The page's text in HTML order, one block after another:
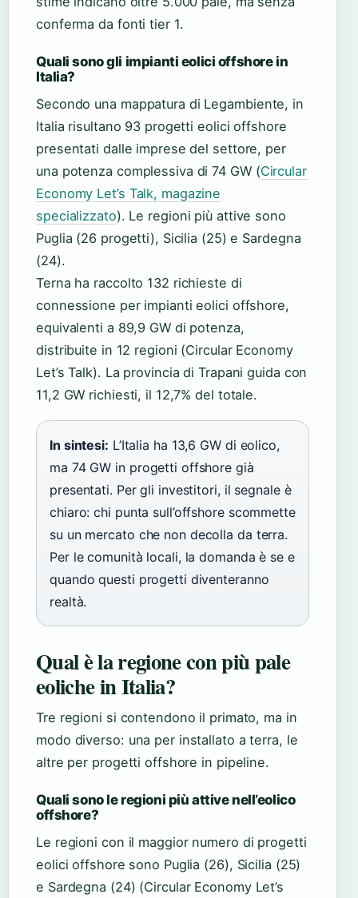
conferma da fonti tier 1.
Quali sono gli impianti eolici offshore in
Italia?
Secondo una mappatura di Legambiente, in
Italia risultano 93 progetti eolici offshore
presentati dalle imprese del settore, per
una potenza complessiva di 74 GW (Circular
Economy Let’s Talk, magazine
specializzato). Le regioni più attive sono
Puglia (26 progetti), Sicilia (25) e Sardegna
(24).
Terna ha raccolto 132 richieste di
connessione per impianti eolici offshore,
equivalenti a 89,9 GW di potenza,
distribuite in 12 regioni (Circular Economy
Let’s Talk). La provincia di Trapani guida con
11,2 GW richiesti, il 12,7% del totale.
In sintesi: L’Italia ha 13,6 GW di eolico,
ma 74 GW in progetti offshore già
presentati. Per gli investitori, il segnale è
chiaro: chi punta sull’offshore scommette
su un mercato che non decolla da terra.
Per le comunità locali, la domanda è se e
quando questi progetti diventeranno
realtà.
Qual è la regione con più pale
eoliche in Italia?
Tre regioni si contendono il primato, ma in
modo diverso: una per installato a terra, le
altre per progetti offshore in pipeline.
Quali sono le regioni più attive nell’eolico
offshore?
Le regioni con il maggior numero di progetti
eolici offshore sono Puglia (26), Sicilia (25)
e Sardegna (24) (Circular Economy Let’s